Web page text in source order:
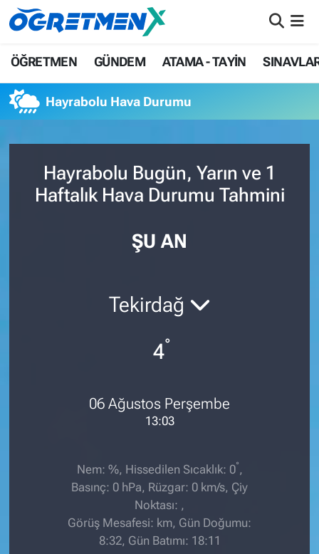
ÖĞRETMEN GÜNDEM ATAMA - TAYİN
Hayrabolu Hava Durumu
Hayrabolu Bugün, Yarın ve 1
Haftalık Hava Durumu Tahmini
ŞU AN
Tekirdağ
4°
06 Ağustos Perşembe
13:03
Nem: %, Hissedilen Sıcaklık: 0° ,
Basınç: 0 hPa, Rüzgar: 0 km/s, Çiy
Noktası: ,
Görüş Mesafesi: km, Gün Doğumu:
8:32, Gün Batımı: 18:11
ÖĞRETMEN
SINAVLAR
HAYATIN İÇİNDEN
UZMAN ÖĞRETMENLİK
İstanbul Nöbetçi Eczaneler
İstanbul Trafik Yoğunluk Haritası
Süper Lig Puan Durumu ve Fikstür